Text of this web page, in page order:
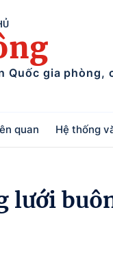
gia phòng,
quan Hệ thống
lưới